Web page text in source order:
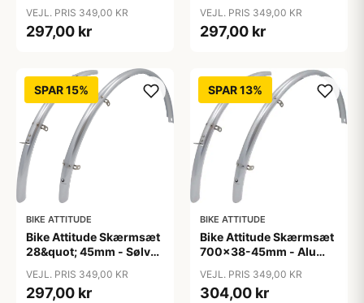
VEJL. PRIS 349,00 KR
297,00 kr
tilbehørstivere)
VEJL. PRIS 349,00 KR
297,00 kr
SPAR 15%
BIKE ATTITUDE
Bike Attitude Skærmsæt
28&quot; 45mm - Sølv
tilbehørstivere)
VEJL. PRIS 349,00 KR
297,00 kr
SPAR 13%
BIKE ATTITUDE
Bike Attitude Skærmsæt
700x38-45mm - Alu
VEJL. PRIS 349,00 KR
304,00 kr